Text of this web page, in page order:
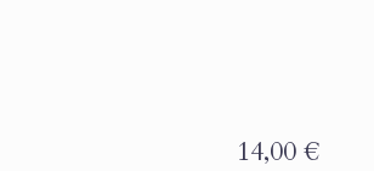
14,00€